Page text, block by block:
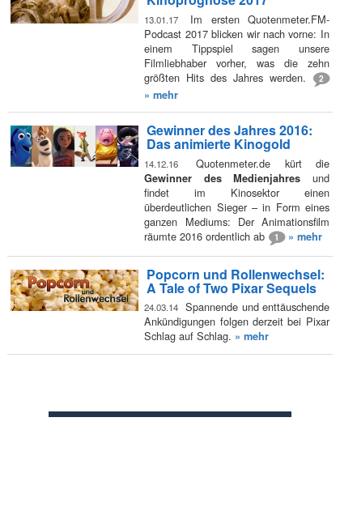
13.01.17
Im ersten Quotenmeter.FM-
Podcast 2017 blicken wir nach vorne: In
einem Tippspiel sagen unsere
Filmliebhaber vorher, was die zehn
größten Hits des Jahres werden.
2
» mehr
Gewinner des Jahres 2016:
Das animierte Kinogold
14.12.16 Quotenmeter.de kürt die
Gewinner des Medienjahres und
findet im Kinosektor einen
überdeutlichen Sieger – in Form eines
ganzen Mediums: Der Animationsfilm
räumte 2016 ordentlich ab
1 » mehr
Popcorn und Rollenwechsel:
A Tale of Two Pixar Sequels
24.03.14 Spannende und enttäuschende
Ankündigungen folgen derzeit bei Pixar
Schlag auf Schlag. » mehr